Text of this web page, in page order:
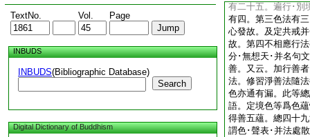
TextNo. Vol. Page
INBUDS
INBUDS(Bibliographic Database)
Search
Digital Dictionary of Buddhism
有二十五。遍行･別
有四。第三色法有
心發故。及定共戒
故。第四不相應行
分･無想天･并名句
善。又云。加行善
法。修習淨善法隨
色亦通有漏。此等
語。定境色等爲色
得善五蘊。總四十
謂色･聲表･并法處